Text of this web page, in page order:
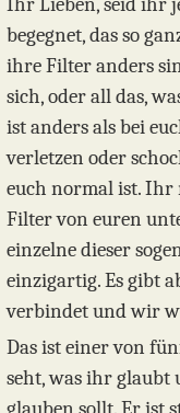
begegnet, das so
ihre Filter anders
sich, oder all das,
ist anders als bei
verletzen oder
euch normal ist. Ihr
Filter von euren
einzelne dieser
einzigartig. Es gibt
verbindet und wir
Das ist einer von
seht, was ihr glaubt